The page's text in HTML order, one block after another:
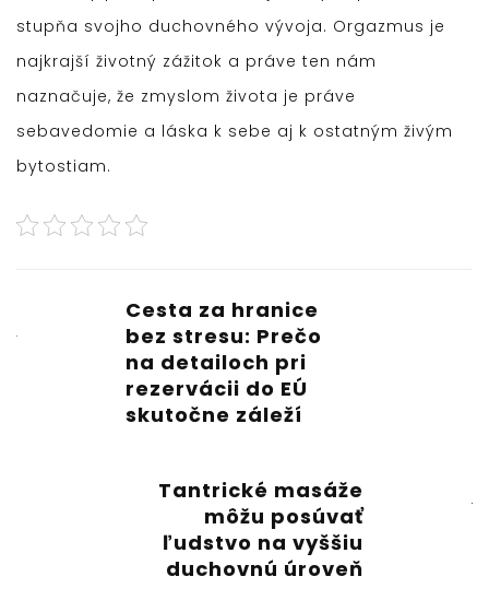
stupňa svojho duchovného vývoja. Orgazmus je
najkrajší životný zážitok a práve ten nám
naznačuje, že zmyslom života je práve
sebavedomie a láska k sebe aj k ostatným živým
bytostiam.
Cesta za hranice
bez stresu: Prečo
na detailoch pri
rezervácii do EÚ
skutočne záleží
Tantrické masáže
môžu posúvať
ľudstvo na vyššiu
duchovnú úroveň